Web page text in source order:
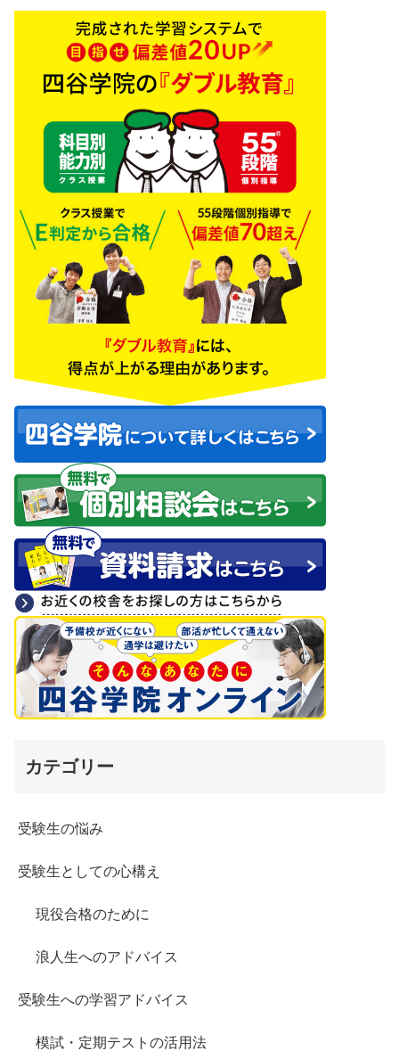
カテゴリー
受験生の悩み
受験生としての心構え
現役合格のために
浪人生へのアドバイス
受験生への学習アドバイス
模試・定期テストの活用法